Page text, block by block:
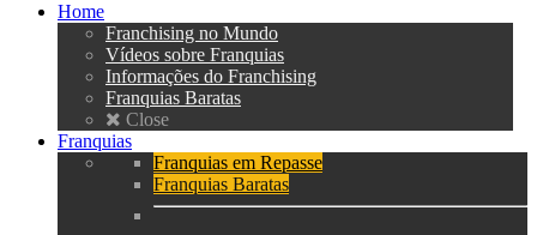
Home
Franchising no Mundo
Vídeos sobre Franquias
Informações do Franchising
Franquias Baratas
Close
Franquias
Franquias em Repasse
Franquias Baratas